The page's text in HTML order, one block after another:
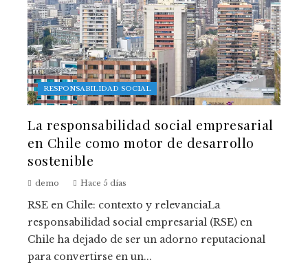
RESPONSABILIDAD SOCIAL
La responsabilidad social empresarial
en Chile como motor de desarrollo
sostenible
demo Hace 5 días
RSE en Chile: contexto y relevanciaLa
responsabilidad social empresarial (RSE) en
Chile ha dejado de ser un adorno reputacional
para convertirse en un...